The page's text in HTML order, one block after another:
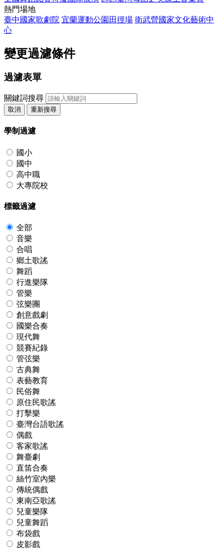
熱門場地
臺中國家歌劇院 宜蘭運動公園田徑場 衛武營國家文化藝術中
心
變更過濾條件
過濾表單
關鍵詞搜尋
取消 重新搜尋
學制過濾
國小
國中
高中職
大專院校
標籤過濾
全部
音樂
合唱
鄉土歌謠
舞蹈
行進樂隊
管樂
弦樂團
創意戲劇
國樂合奏
現代舞
競賽紀錄
管弦樂
古典舞
表藝教育
民俗舞
原住民歌謠
打擊樂
臺灣台語歌謠
偶戲
客家歌謠
舞臺劇
直笛合奏
絲竹室內樂
傳統偶戲
東南亞歌謠
兒童樂隊
兒童舞蹈
布袋戲
皮影戲